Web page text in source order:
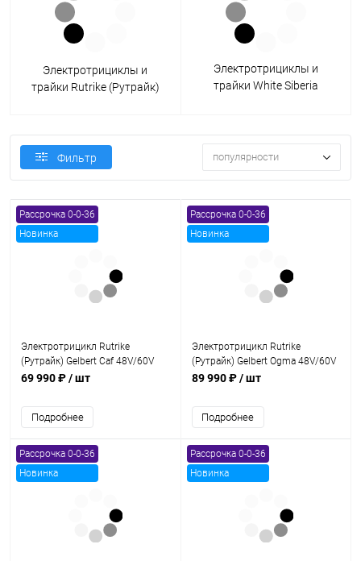
Электротрициклы и
трайки Rutrike (Рутрайк)
Электротрициклы и
трайки White Siberia
Фильтр популярности
Рассрочка 0-0-36
Новинка
Электротрицикл Rutrike
(Рутрайк) Gelbert Caf 48V/60V
600Вт
69 990 ₽/ шт
Подробнее
Рассрочка 0-0-36
Новинка
Электротрицикл Rutrike
(Рутрайк) Gelbert Ogma 48V/60V
650Вт
89 990 ₽/ шт
Подробнее
Рассрочка 0-0-36
Новинка
Рассрочка 0-0-36
Новинка